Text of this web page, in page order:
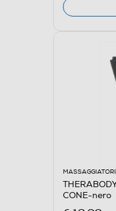
MASSAGGIATORI
CONE-nero